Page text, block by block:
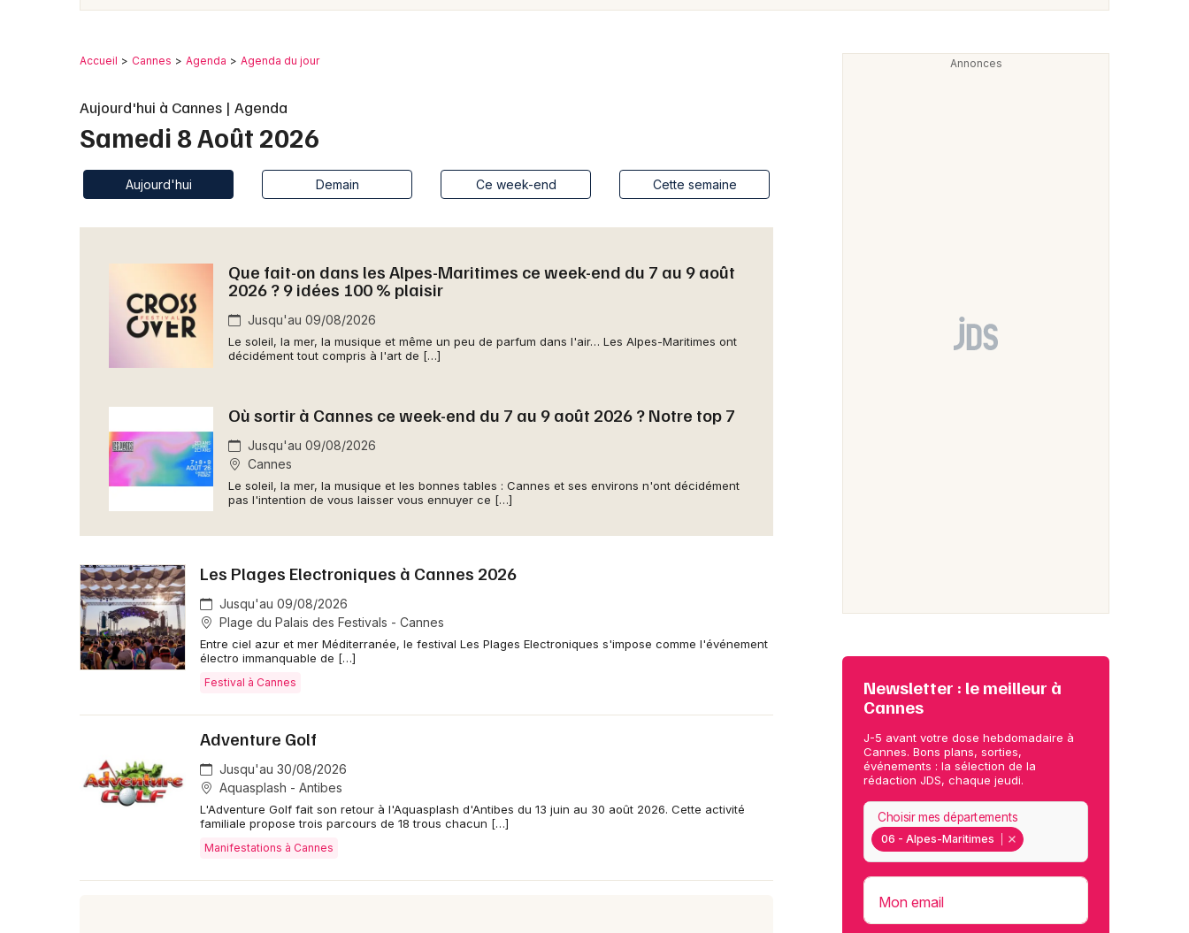
Sorties famille
Aujourd'hui en Provence-Alpes-Côte-
06 - Alpes-Maritimes
Choisir mes départements
Mulhouse
Strasbourg
Toulouse
Toutes les villes
Accueil Cannes Agenda Agenda du jour
Aujourd'hui à Cannes | Agenda
Samedi 8 Août 2026
Aujourd'hui Demain Ce week-end Cette semaine
Que fait-on dans les Alpes-Maritimes ce week-end du 7 au 9 août
2026 ? 9 idées 100 % plaisir
Jusqu'au 09/08/2026
Le soleil, la mer, la musique et même un peu de parfum dans l'air… Les Alpes-Maritimes ont
décidément tout compris à l'art de […]
Où sortir à Cannes ce week-end du 7 au 9 août 2026 ? Notre top 7
Jusqu'au 09/08/2026
Cannes
Le soleil, la mer, la musique et les bonnes tables : Cannes et ses environs n'ont décidément
pas l'intention de vous laisser vous ennuyer ce […]
Les Plages Electroniques à Cannes 2026
Jusqu'au 09/08/2026
Plage du Palais des Festivals - Cannes
Entre ciel azur et mer Méditerranée, le festival Les Plages Electroniques s'impose comme l'événement
électro immanquable de […]
Festival à Cannes
Adventure Golf
Jusqu'au 30/08/2026
Aquasplash - Antibes
L'Adventure Golf fait son retour à l'Aquasplash d'Antibes du 13 juin au 30 août 2026. Cette activité
familiale propose trois parcours de 18 trous chacun […]
Manifestations à Cannes
Newsletter : le meilleur à
Cannes
J-5 avant votre dose hebdomadaire à
Cannes. Bons plans, sorties,
événements : la sélection de la
rédaction JDS, chaque jeudi.
06 - Alpes-Maritimes
Choisir mes départements
Mon email